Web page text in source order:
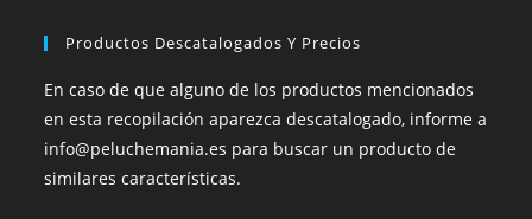
Productos Descatalogados Y Precios
En caso de que alguno de los productos mencionados
en esta recopilación aparezca descatalogado, informe a
info@peluchemania.es para buscar un producto de
similares características.